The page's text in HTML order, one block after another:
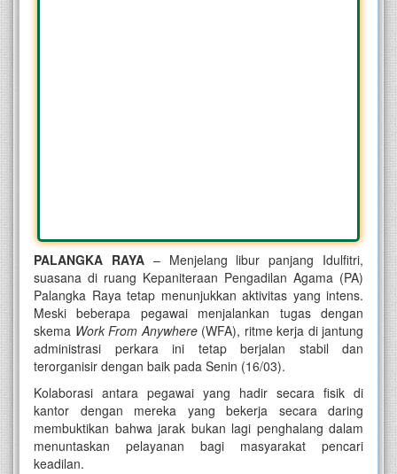
PALANGKA RAYA– Menjelang libur panjang Idulfitri,
suasana di ruang Kepaniteraan Pengadilan Agama (PA)
Palangka Raya tetap menunjukkan aktivitas yang intens.
Meski beberapa pegawai menjalankan tugas dengan
skema Work From Anywhere(WFA), ritme kerja di jantung
administrasi perkara ini tetap berjalan stabil dan
terorganisir dengan baik pada Senin (16/03).
Kolaborasi antara pegawai yang hadir secara fisik di
kantor dengan mereka yang bekerja secara daring
membuktikan bahwa jarak bukan lagi penghalang dalam
menuntaskan pelayanan bagi masyarakat pencari
keadilan.